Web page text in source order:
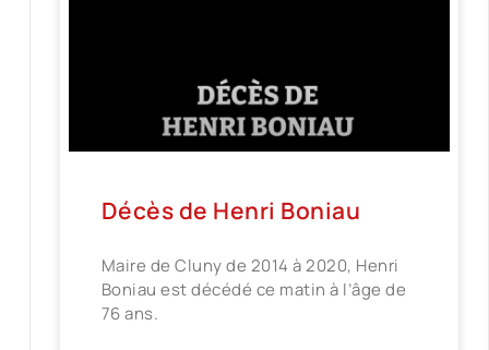
Décès de Henri Boniau
Maire de Cluny de 2014 à 2020, Henri
Boniau est décédé ce matin à l’âge de
76 ans.